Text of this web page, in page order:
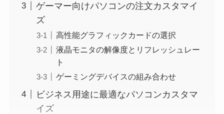
ゲーマー向けパソコンの注文カスタマイ
ズ
高性能グラフィックカードの選択
液晶モニタの解像度とリフレッシュレー
ト
ゲーミングデバイスの組み合わせ
ビジネス用途に最適なパソコンカスタマ
イズ